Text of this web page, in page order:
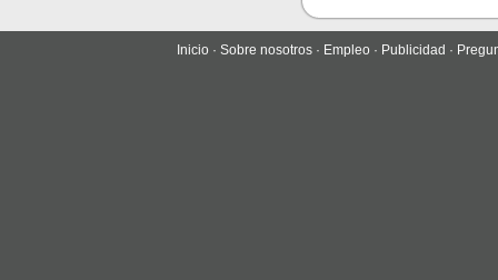
Inicio ·Sobre nosotros · Empleo · Publicidad ·